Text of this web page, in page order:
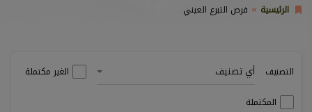
الرئيسية فرص التبرع العيني
التصنيف أي تصنيف
الغير مكتملة
المكتملة